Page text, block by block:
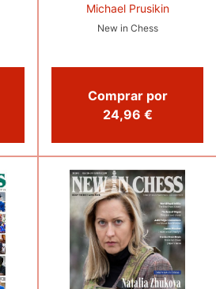
Michael Prusikin
New in Chess
Comprar por
24,96 €